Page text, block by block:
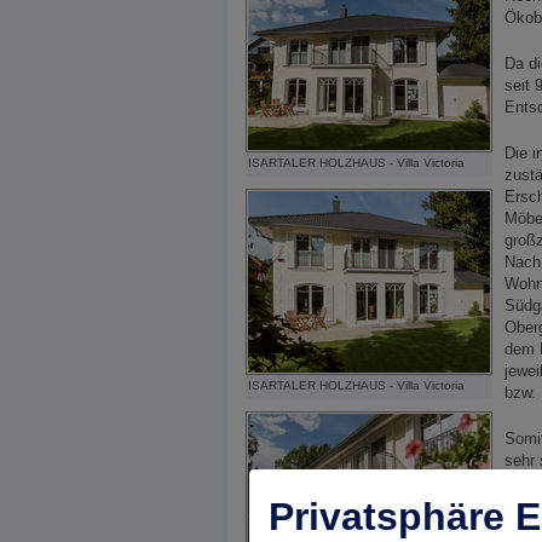
ISARTALER HOLZHAUS - Villa Victoria
ISARTALER HOLZHAUS - Villa Victoria
Da
seit
Die
dem
sehr
Privatsphäre